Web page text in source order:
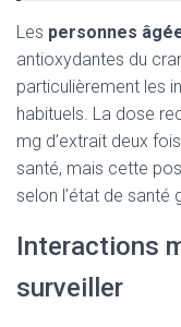
Les personnes
antioxydantes du
particulièrement les
habituels. La dose
mg d’extrait deux
santé, mais cette
selon l’état de santé
Interactions
surveiller